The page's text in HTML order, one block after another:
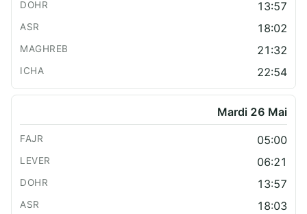
13:57
18:02
21:32
22:54
Mardi 26 Mai
05:00
06:21
13:57
18:03